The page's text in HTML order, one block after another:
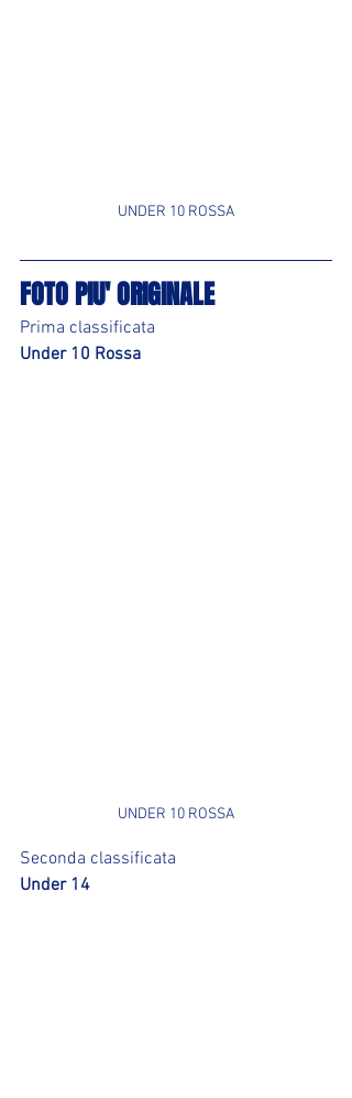
UNDER 10 ROSSA
FOTO PIU' ORIGINALE
Prima classificata
Under 10 Rossa
UNDER 10 ROSSA
Seconda classificata
Under 14